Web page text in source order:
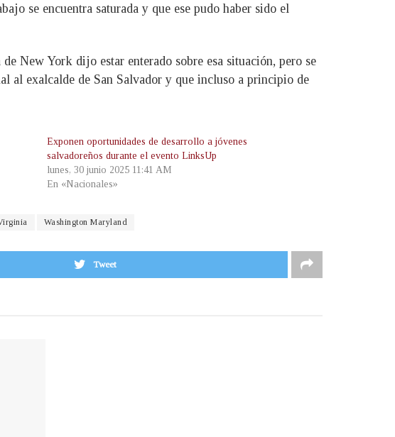
se encuentra saturada y que ese pudo haber sido el
New York dijo estar enterado sobre esa situación, pero se
al exalcalde de San Salvador y que incluso a principio de
Exponen oportunidades de desarrollo a jóvenes
salvadoreños durante el evento LinksUp
lunes, 30 junio 2025 11:41 AM
En «Nacionales»
Washington Maryland
Tweet